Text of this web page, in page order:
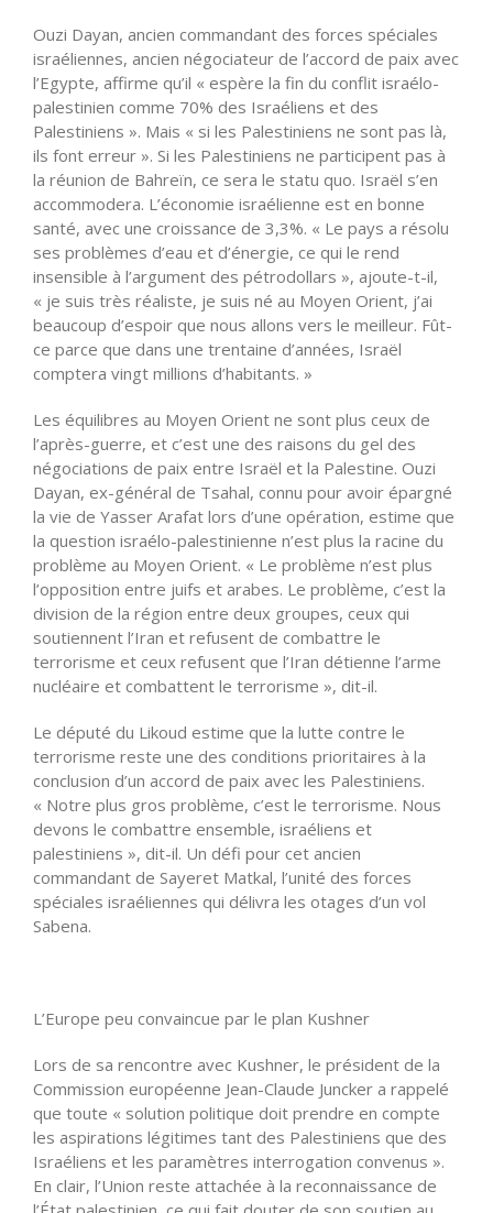
Ouzi Dayan, ancien commandant des forces spéciales
israéliennes, ancien négociateur de l’accord de paix avec
l’Egypte, affirme qu’il « espère la fin du conflit israélo-
palestinien comme 70% des Israéliens et des
Palestiniens ». Mais « si les Palestiniens ne sont pas là,
ils font erreur ». Si les Palestiniens ne participent pas à
la réunion de Bahreïn, ce sera le statu quo. Israël s’en
accommodera. L’économie israélienne est en bonne
santé, avec une croissance de 3,3%. « Le pays a résolu
ses problèmes d’eau et d’énergie, ce qui le rend
insensible à l’argument des pétrodollars », ajoute-t-il,
« je suis très réaliste, je suis né au Moyen Orient, j’ai
beaucoup d’espoir que nous allons vers le meilleur. Fût-
ce parce que dans une trentaine d’années, Israël
comptera vingt millions d’habitants. »
Les équilibres au Moyen Orient ne sont plus ceux de
l’après-guerre, et c’est une des raisons du gel des
négociations de paix entre Israël et la Palestine. Ouzi
Dayan, ex-général de Tsahal, connu pour avoir épargné
la vie de Yasser Arafat lors d’une opération, estime que
la question israélo-palestinienne n’est plus la racine du
problème au Moyen Orient. « Le problème n’est plus
l’opposition entre juifs et arabes. Le problème, c’est la
division de la région entre deux groupes, ceux qui
soutiennent l’Iran et refusent de combattre le
terrorisme et ceux refusent que l’Iran détienne l’arme
nucléaire et combattent le terrorisme », dit-il.
Le député du Likoud estime que la lutte contre le
terrorisme reste une des conditions prioritaires à la
conclusion d’un accord de paix avec les Palestiniens.
« Notre plus gros problème, c’est le terrorisme. Nous
devons le combattre ensemble, israéliens et
palestiniens », dit-il. Un défi pour cet ancien
commandant de Sayeret Matkal, l’unité des forces
spéciales israéliennes qui délivra les otages d’un vol
Sabena.
L’Europe peu convaincue par le plan Kushner
Lors de sa rencontre avec Kushner, le président de la
Commission européenne Jean-Claude Juncker a rappelé
que toute « solution politique doit prendre en compte
les aspirations légitimes tant des Palestiniens que des
Israéliens et les paramètres interrogation convenus ».
En clair, l’Union reste attachée à la reconnaissance de